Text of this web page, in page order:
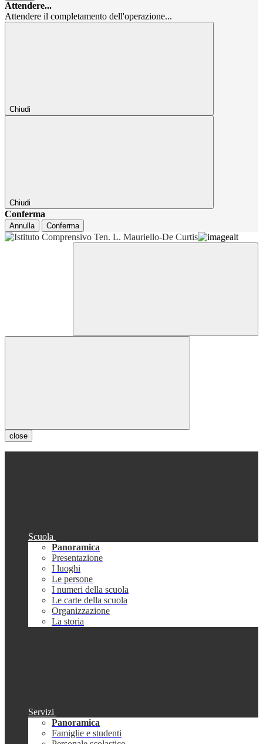
Attendere...
Attendere il completamento dell'operazione...
Chiudi
Chiudi
Conferma
Annulla Conferma
close
Scuola
Panoramica
Presentazione
I luoghi
Le persone
I numeri della scuola
Le carte della scuola
Organizzazione
La storia
Servizi
Panoramica
Famiglie e studenti